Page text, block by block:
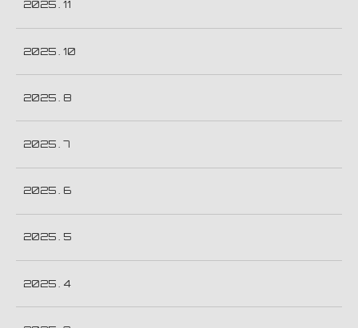
2025 . 11
2025 . 10
2025 . 8
2025 . 7
2025 . 6
2025 . 5
2025 . 4